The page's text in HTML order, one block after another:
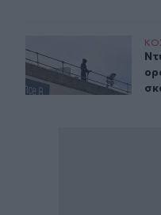
Ντύθηκε «Χάρος»,